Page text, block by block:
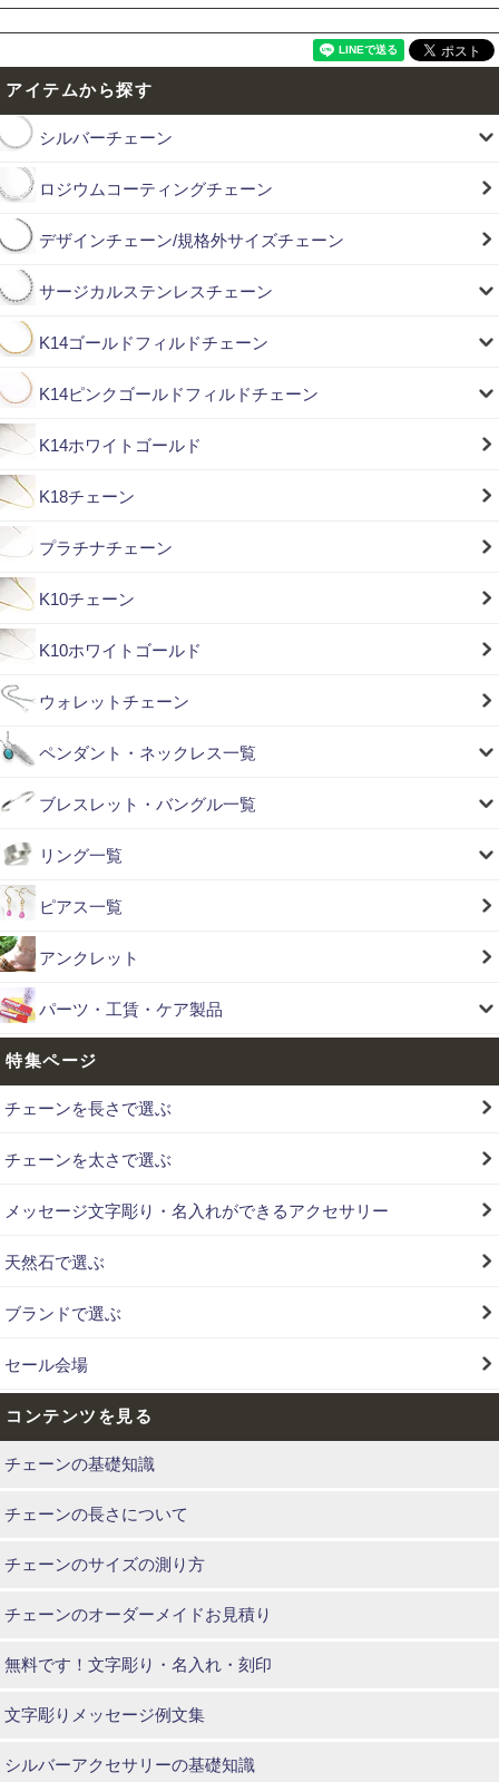
アイテムから探す
シルバーチェーン
ロジウムコーティングチェーン
デザインチェーン/規格外サイズチェーン
サージカルステンレスチェーン
K14ゴールドフィルドチェーン
K14ピンクゴールドフィルドチェーン
K14ホワイトゴールド
K18チェーン
プラチナチェーン
K10チェーン
K10ホワイトゴールド
ウォレットチェーン
ペンダント・ネックレス一覧
ブレスレット・バングル一覧
リング一覧
ピアス一覧
アンクレット
パーツ・工賃・ケア製品
特集ページ
チェーンを長さで選ぶ
チェーンを太さで選ぶ
メッセージ文字彫り・名入れができるアクセサリー
天然石で選ぶ
ブランドで選ぶ
セール会場
コンテンツを見る
チェーンの基礎知識
チェーンの長さについて
チェーンのサイズの測り方
チェーンのオーダーメイドお見積り
無料です！文字彫り・名入れ・刻印
文字彫りメッセージ例文集
シルバーアクセサリーの基礎知識